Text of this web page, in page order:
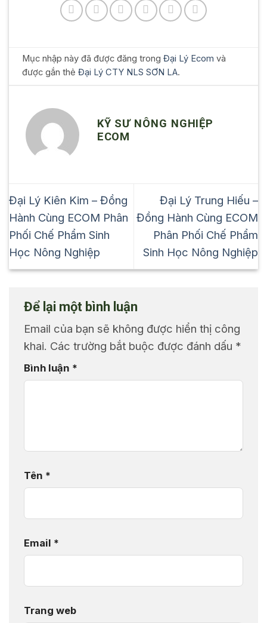
Mục nhập này đã được đăng trongĐại Lý Ecom và
được gắn thẻĐại Lý CTY NLS SƠN LA.
KỸ SƯ NÔNG NGHIỆP
ECOM
Đại Lý Kiên Kim – Đồng
Hành Cùng ECOM Phân
Phối Chế Phẩm Sinh
Học Nông Nghiệp
Đại Lý Trung Hiếu –
Đồng Hành Cùng ECOM
Phân Phối Chế Phẩm
Sinh Học Nông Nghiệp
Để lại một bình luận
Email của bạn sẽ không được hiển thị công
khai. Các trường bắt buộc được đánh dấu *
Bình luận *
Tên *
Email *
Trang web